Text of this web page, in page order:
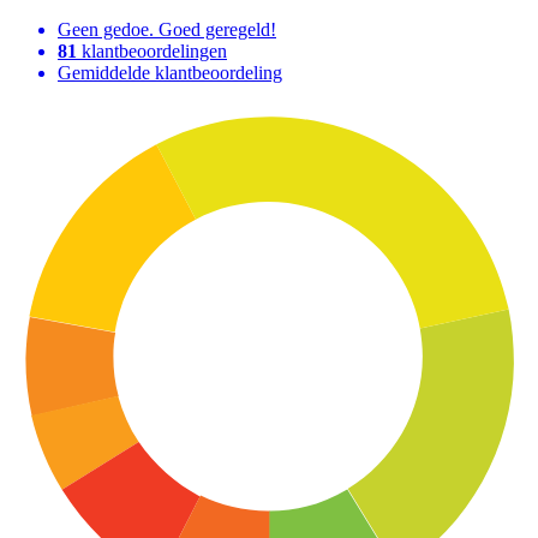
Geen gedoe. Goed geregeld!
81 klantbeoordelingen
Gemiddelde klantbeoordeling